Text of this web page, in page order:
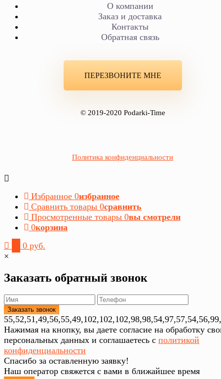
О компании
Заказ и доставка
Контакты
Обратная связь
ПЕРЕЗВОНИТЕ МНЕ
© 2019-2020 Podarki-Time
Политика конфиденциальности
Избранное 0избранное
Сравнить товары 0сравнить
Просмотренные товары 0вы смотрели
0корзина
0 руб.
×
Заказать обратный звонок
Нажимая на кнопку, вы даете согласие на обработку
персональных данных и соглашаетесь с политикой
конфиденциальности
Спасибо за оставленную заявку!
Наш оператор свяжется с вами в ближайшее время